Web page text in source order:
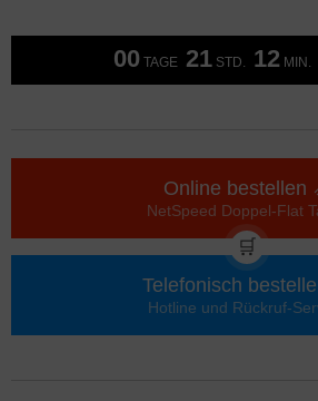
00 TAGE 21 STD. 12 MIN.
Online bestellen
NetSpeed Doppel-Flat
🛒
Telefonisch
Hotline und Rückruf-